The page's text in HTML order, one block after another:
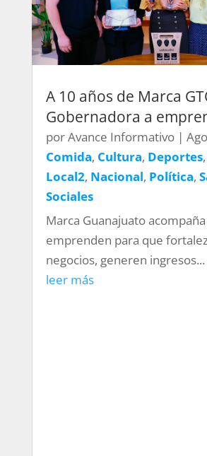
A 10 años de Marca
Gobernadora a
porAvance Informativo|
Comida, Cultura, Deportes,
Local2, Nacional, Política,
Sociales
Marca Guanajuato
emprenden para que
negocios, generen ingresos...
leer más